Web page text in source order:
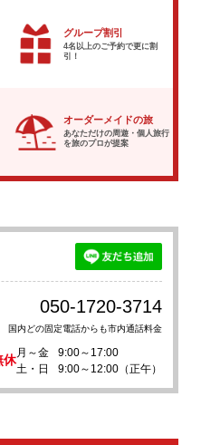
グループ割引
4名以上のご予約で更に割
引！
オーダーメイドの旅
あなただけの周遊・個人旅行
を旅のプロが提案
050-1720-3714
国内どの固定電話からも市内通話料金
休
月～金
9:00～17:00
土・日
9:00～12:00（正午）